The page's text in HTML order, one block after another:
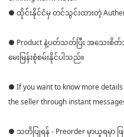
● ထိုင်းနိုင်ငံမှ တင်သွင်းထားတဲ့
● Product နဲ့ပတ်သတ်ပြီး အသေးစိတ်
မေးမြန်းစုံစမ်းနိုင်ပါသည်။
● If you want to know more
the seller through instant
● သတိပြုရန် - Preorder မှာယူရမှာ ဖ